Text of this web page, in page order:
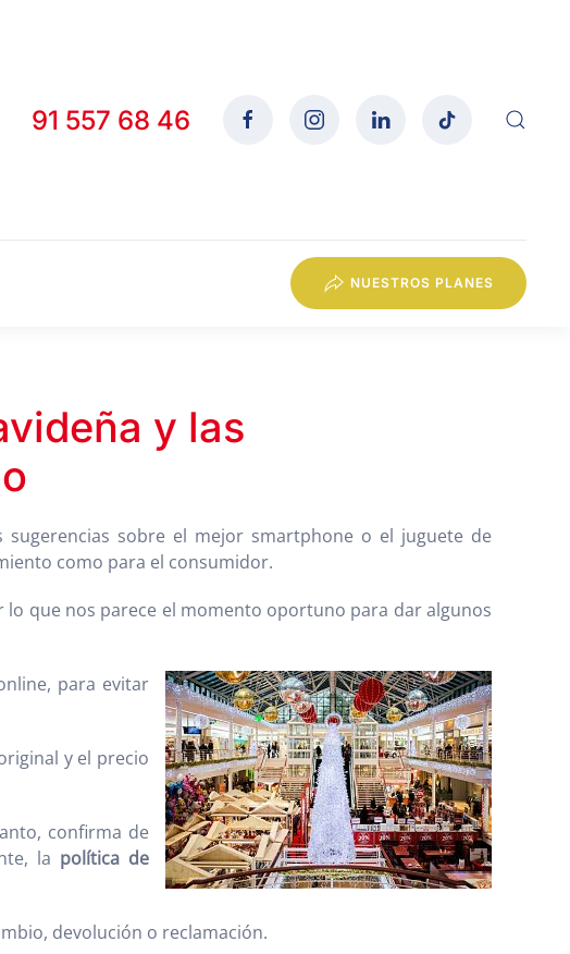
91 557 68 46
NUESTROS PLANES
y las
sugerencias sobre el mejor smartphone o el juguete de
como para el consumidor.
lo que nos parece el momento oportuno para dar algunos
para evitar
y el precio
confirma de
la política de
devolución o reclamación.